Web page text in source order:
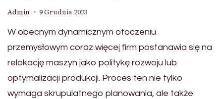
Admin 9 Grudnia 2023
W obecnym dynamicznym otoczeniu
przemysłowym coraz więcej firm postanawia się na
relokację maszyn jako politykę rozwoju lub
optymalizacji produkcji. Proces ten nie tylko
wymaga skrupulatnego planowania, ale także